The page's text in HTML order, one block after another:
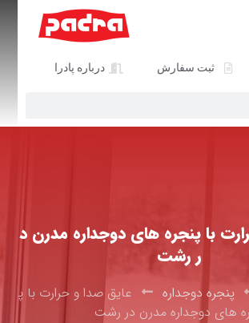
ثبت سفارش درباره پادرا
با پنجره های دوجداره مدرن د
ر رشت
پنجره دوجداره
عایق صدا و حرارت با پ
های دوجداره مدرن در رشت